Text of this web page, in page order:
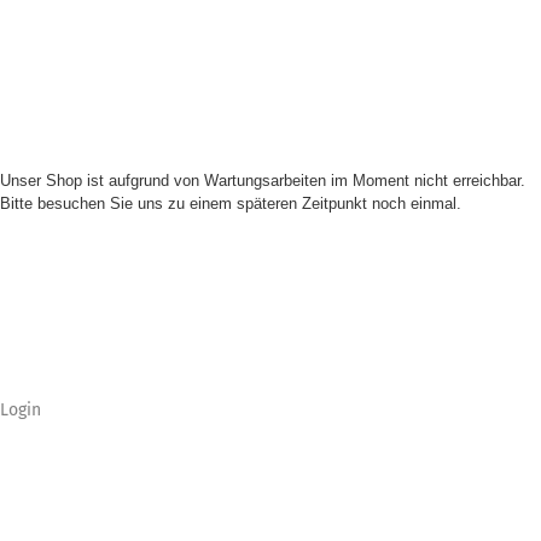
Unser Shop ist aufgrund von Wartungsarbeiten im Moment nicht erreichbar.
Bitte besuchen Sie uns zu einem späteren Zeitpunkt noch einmal.
Login